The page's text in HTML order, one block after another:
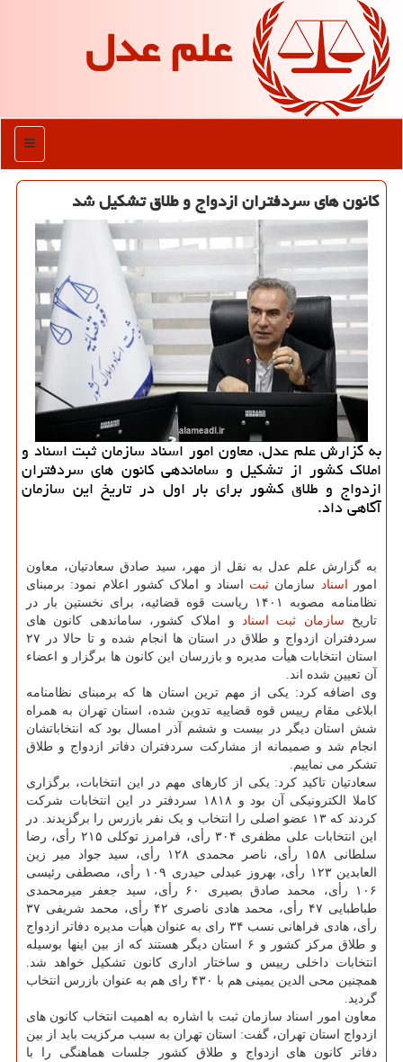
علم عدل
منو
کانون های سردفتران ازدواج و طلاق تشکیل شد
به گزارش علم عدل، معاون امور اسناد سازمان ثبت اسناد و
املاک کشور از تشکیل و ساماندهی کانون های سردفتران
ازدواج و طلاق کشور برای بار اول در تاریخ این سازمان
آگاهی داد.
به گزارش علم عدل به نقل از مهر، سید صادق سعادتیان، معاون
امور اسناد سازمان ثبت اسناد و املاک کشور اعلام نمود: برمبنای
نظامنامه مصوبه ۱۴۰۱ ریاست قوه قضائیه، برای نخستین بار در
تاریخ سازمان ثبت اسناد
و املاک کشور، ساماندهی کانون های
سردفتران ازدواج و طلاق در استان ها انجام شده و تا حالا در ۲۷
استان انتخابات هیأت مدیره و بازرسان این کانون ها برگزار و اعضاء
آن تعیین شده اند.
وی اضافه کرد: یکی از مهم ترین استان ها که برمبنای نظامنامه
ابلاغی مقام رییس قوه قضاییه تدوین شده، استان تهران به همراه
شش استان دیگر در بیست و ششم آذر امسال بود که انتخاباتشان
انجام شد و صمیمانه از مشارکت سردفتران دفاتر ازدواج و طلاق
تشکر می نماییم.
سعادتیان تاکید کرد: یکی از کارهای مهم در این انتخابات، برگزاری
کاملا الکترونیکی آن بود و ۱۸۱۸ سردفتر در این انتخابات شرکت
کردند که ۱۳ عضو اصلی را انتخاب و یک نفر بازرس را برگزیدند. در
این انتخابات علی مظفری ۳۰۴ رأی، فرامرز توکلی ۲۱۵ رأی، رضا
سلطانی ۱۵۸ رأی، ناصر محمدی ۱۲۸ رأی، سید جواد میر زین
العابدین ۱۲۳ رأی، بهروز عبدلی حیدری ۱۰۹ رأی، مصطفی رئیسی
۱۰۶ رأی، محمد صادق بصیری ۶۰ رأی، سید جعفر میرمحمدی
طباطبایی ۴۷ رأی، محمد هادی ناصری ۴۲ رأی، محمد شریفی ۳۷
رأی، هادی فراهانی نسب ۳۴ رای به عنوان هیأت مدیره دفاتر ازدواج
و طلاق مرکز کشور و ۶ استان دیگر هستند که از بین اینها بوسیله
انتخابات داخلی رییس و ساختار اداری کانون تشکیل خواهد شد.
همچنین محی الدین یمینی هم با ۴۳۰ رای هم به عنوان بازرس انتخاب
گردید.
معاون امور اسناد سازمان ثبت با اشاره به اهمیت انتخاب کانون های
ازدواج استان تهران، گفت: استان تهران به سبب مرکزیت باید از بین
دفاتر کانون های ازدواج و طلاق کشور جلسات هماهنگی را با